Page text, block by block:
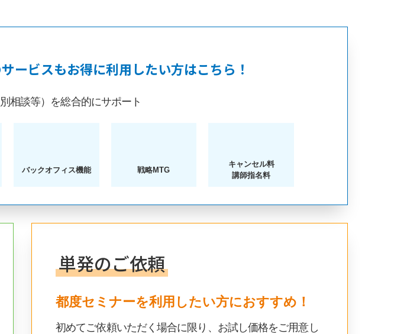
ービスもお得に利用したい方はこちら！
相談等）を総合的にサポート
バックオフィス機能 戦略MTG
キャンセル料
講師指名料
単発のご依頼
都度セミナーを利用したい方におすすめ！
初めてご依頼いただく場合に限り、お試し価格をご用意し